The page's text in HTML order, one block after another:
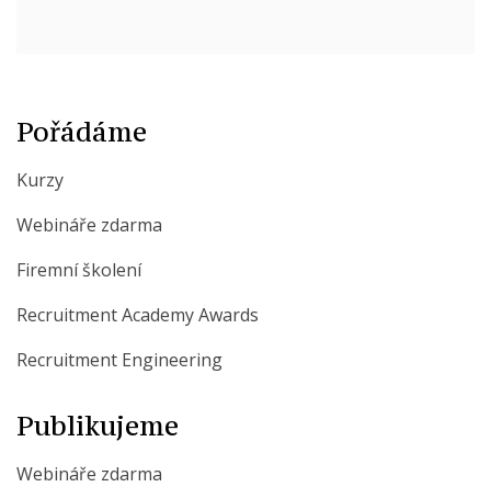
Pořádáme
Kurzy
Webináře zdarma
Firemní školení
Recruitment Academy Awards
Recruitment Engineering
Publikujeme
Webináře zdarma